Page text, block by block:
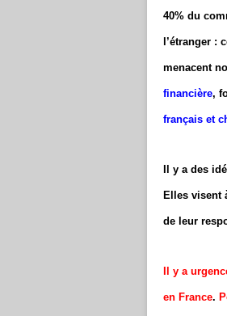
40% du
l’étranger :
menacent
financière,
français et
Il y a des
Elles visent
de leur
Il y a
en France.